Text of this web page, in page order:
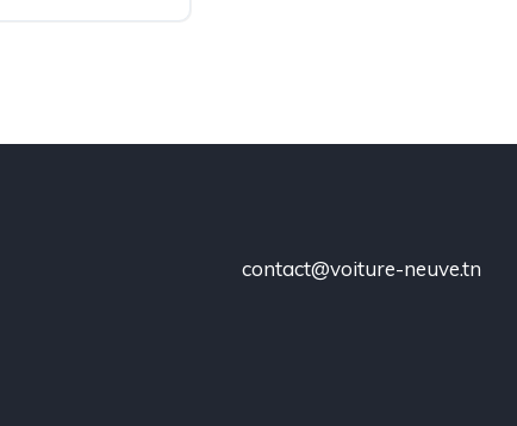
contact@voiture-neuve.tn